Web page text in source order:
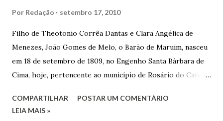
Por Redação setembro 17, 2010
Filho de Theotonio Corrêa Dantas e Clara Angélica de
Menezes, João Gomes de Melo, o Barão de Maruim, nasceu
em 18 de setembro de 1809, no Engenho Santa Bárbara de
Cima, hoje, pertencente ao município de Rosário do Catete.
José de Faro Leitão, porém o casamento acabou com o
COMPARTILHAR
POSTAR UM COMENTÁRIO
LEIA MAIS »